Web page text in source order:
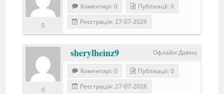
0
Коментарі: 0
Публікації: 0
Реєстрація: 27-07-2026
Офлайн Давно
sherylheinz9
0
Коментарі: 0
Публікації: 0
Реєстрація: 27-07-2026